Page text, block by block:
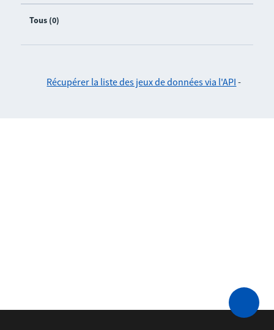
Tous (0)
Récupérer la liste des jeux de données via l'API -